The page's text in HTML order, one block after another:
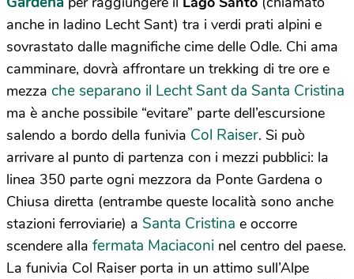
anche in ladino Lecht Sant) tra i verdi prati alpini e
sovrastato dalle magnifiche cime delle Odle. Chi ama
camminare, dovrà affrontare un trekking di tre ore e
mezza che separano il Lecht Sant da Santa Cristina
ma è anche possibile “evitare” parte dell’escursione
salendo a bordo della funivia Col Raiser. Si può
arrivare al punto di partenza con i mezzi pubblici: la
linea 350 parte ogni mezzora da Ponte Gardena o
Chiusa diretta (entrambe queste località sono anche
stazioni ferroviarie) a Santa Cristina e occorre
scendere alla fermata Maciaconi nel centro del paese.
La funivia Col Raiser porta in un attimo sull’Alpe